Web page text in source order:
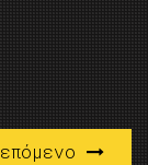
επόμενο